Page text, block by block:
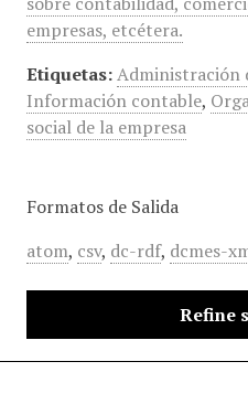
empresas, etcétera.
Etiquetas: Administración
Información contable,
social de la empresa
Formatos de Salida
atom, csv, dc-rdf, dcmes-
Refine